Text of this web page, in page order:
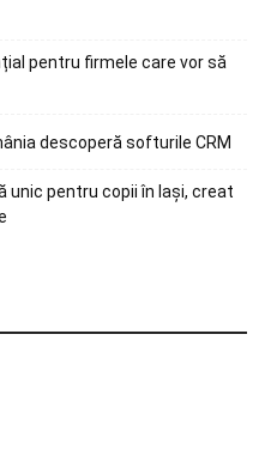
pentru firmele care vor să
descoperă softurile CRM
unic pentru copii în Iași, creat